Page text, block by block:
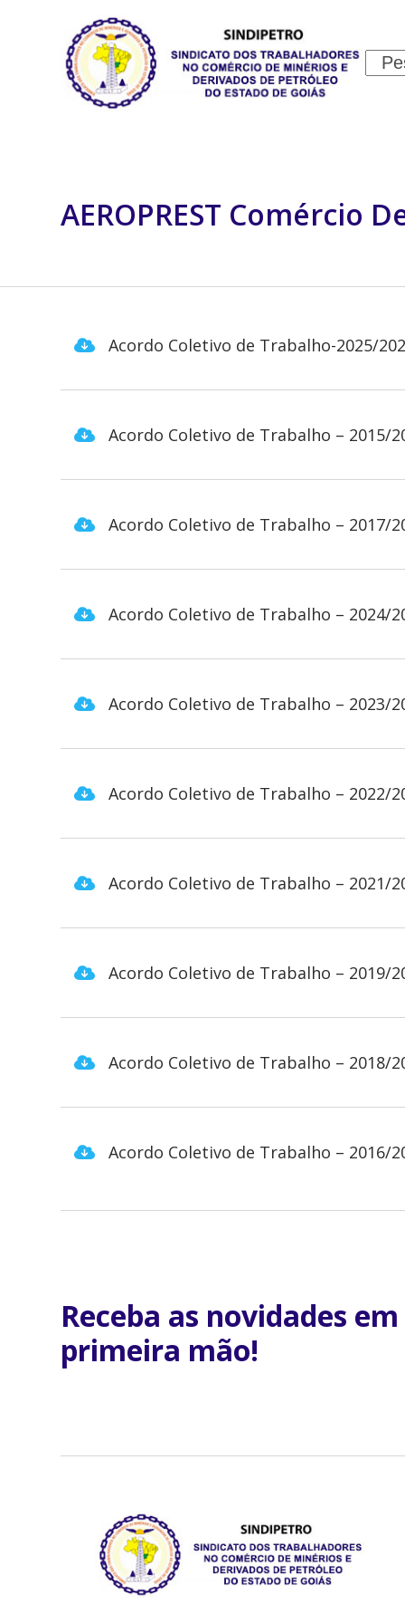
AEROPREST Comércio
Acordo Coletivo de Trabalho-2025/
Acordo Coletivo de Trabalho – 2015/
Acordo Coletivo de Trabalho – 2017/
Acordo Coletivo de Trabalho – 2024/
Acordo Coletivo de Trabalho – 2023/
Acordo Coletivo de Trabalho – 2022/
Acordo Coletivo de Trabalho – 2021/
Acordo Coletivo de Trabalho – 2019/
Acordo Coletivo de Trabalho – 2018/
Acordo Coletivo de Trabalho – 2016/
Receba as novidades em
primeira mão!